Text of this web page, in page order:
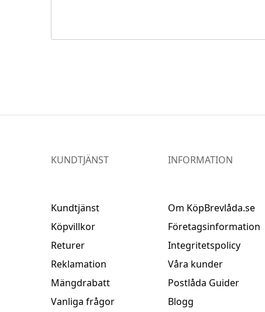
KUNDTJÄNST
Kundtjänst
Köpvillkor
Returer
Reklamation
Mängdrabatt
Vanliga frågor
INFORMATION
Om KöpBrevlåda.se
Företagsinformation
Integritetspolicy
Våra kunder
Postlåda Guider
Blogg